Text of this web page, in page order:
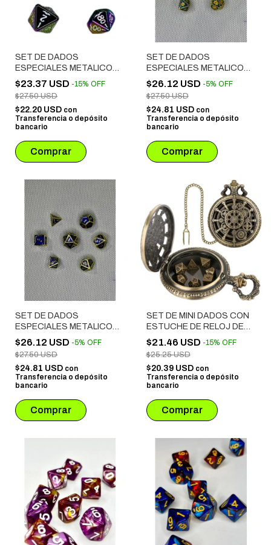
SET DE DADOS
ESPECIALES METALICOS
ROL # 90
$23.37 USD -15% OFF
$27.50 USD
$22.20 USD con
Transferencia o depósito
bancario
SET DE DADOS
ESPECIALES METALICOS
ROL # 17
$26.12 USD -5% OFF
$27.50 USD
$24.81 USD con
Transferencia o depósito
bancario
SET DE DADOS
ESPECIALES METALICOS
ROL # 19
$26.12 USD -5% OFF
$27.50 USD
$24.81 USD con
Transferencia o depósito
bancario
SET DE MINI DADOS CON
ESTUCHE DE RELOJ DE
BOLSILLO
$21.46 USD -15% OFF
$25.25 USD
$20.39 USD con
Transferencia o depósito
bancario